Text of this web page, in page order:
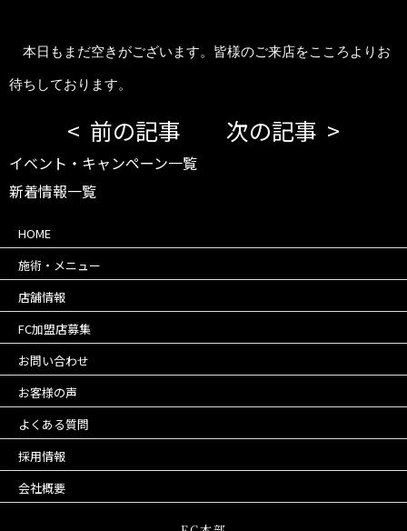
本日もまだ空きがございます。皆様のご来店をこころよりお
待ちしております。
前の記事 次の記事
イベント・キャンペーン一覧
新着情報一覧
HOME
施術・メニュー
店舗情報
FC加盟店募集
お問い合わせ
お客様の声
よくある質問
採用情報
会社概要